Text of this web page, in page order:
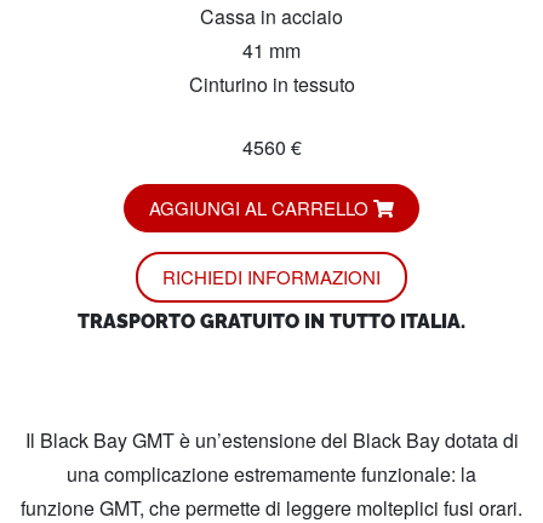
Cassa in acciaio
41 mm
Cinturino in tessuto
4560 €
AGGIUNGI AL CARRELLO
RICHIEDI INFORMAZIONI
TRASPORTO GRATUITO IN TUTTO ITALIA.
Il Black Bay GMT è un’estensione del Black Bay dotata di
una complicazione estremamente funzionale: la
funzione GMT, che permette di leggere molteplici fusi orari.